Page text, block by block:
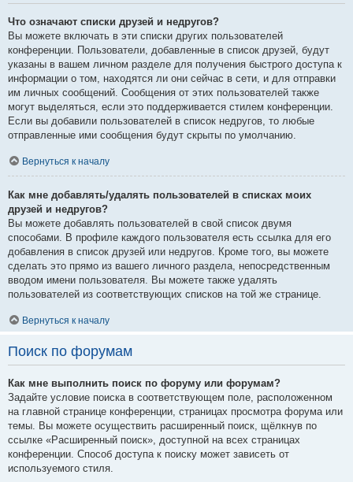
Что означают списки друзей и недругов?
Вы можете включать в эти списки других пользователей
конференции. Пользователи, добавленные в список друзей, будут
указаны в вашем личном разделе для получения быстрого доступа к
информации о том, находятся ли они сейчас в сети, и для отправки
им личных сообщений. Сообщения от этих пользователей также
могут выделяться, если это поддерживается стилем конференции.
Если вы добавили пользователей в список недругов, то любые
отправленные ими сообщения будут скрыты по умолчанию.
Вернуться к началу
Как мне добавлять/удалять пользователей в списках моих
друзей и недругов?
Вы можете добавлять пользователей в свой список двумя
способами. В профиле каждого пользователя есть ссылка для его
добавления в список друзей или недругов. Кроме того, вы можете
сделать это прямо из вашего личного раздела, непосредственным
вводом имени пользователя. Вы можете также удалять
пользователей из соответствующих списков на той же странице.
Вернуться к началу
Поиск по форумам
Как мне выполнить поиск по форуму или форумам?
Задайте условие поиска в соответствующем поле, расположенном
на главной странице конференции, страницах просмотра форума или
темы. Вы можете осуществить расширенный поиск, щёлкнув по
ссылке «Расширенный поиск», доступной на всех страницах
конференции. Способ доступа к поиску может зависеть от
используемого стиля.